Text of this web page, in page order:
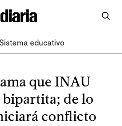
Sistema educativo
que INAU
bipartita; de lo
conflicto